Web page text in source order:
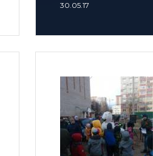
30.05.17